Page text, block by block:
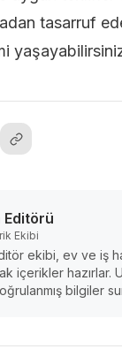
tasarruf
Editörü
Ekibi
ekibi, ev ve iş
içerikler hazırlar.
bilgiler